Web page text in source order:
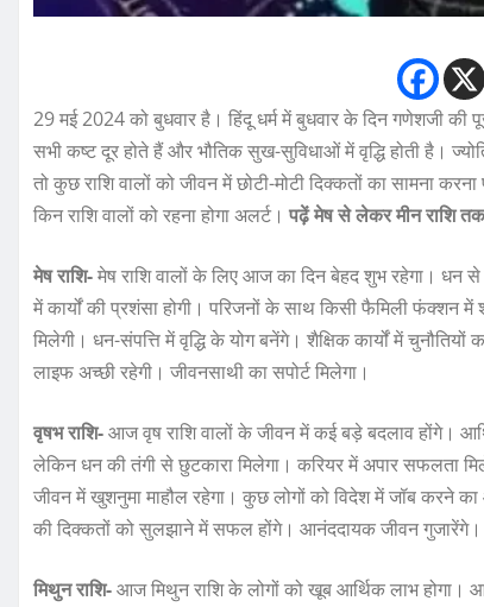
29 मई 2024 को बुधवार है। हिंदू धर्म में बुधवार के दिन गणेशजी की
सभी कष्ट दूर होते हैं और भौतिक सुख-सुविधाओं में वृद्धि होती है।
तो कुछ राशि वालों को जीवन में छोटी-मोटी दिक्कतों का सामना
किन राशि वालों को रहना होगा अलर्ट। पढ़ें मेष से लेकर मीन राशि
मेष राशि-मेष राशि वालों के लिए आज का दिन बेहद शुभ रहेगा। धन
में कार्यों की प्रशंसा होगी। परिजनों के साथ किसी फैमिली फंक्शन में
मिलेगी। धन-संपत्ति में वृद्धि के योग बनेंगे। शैक्षिक कार्यों में
लाइफ अच्छी रहेगी। जीवनसाथी का सपोर्ट मिलेगा।
वृषभ राशि-आज वृष राशि वालों के जीवन में कई बड़े बदलाव होंगे।
लेकिन धन की तंगी से छुटकारा मिलेगा। करियर में अपार सफलता
जीवन में खुशनुमा माहौल रहेगा। कुछ लोगों को विदेश में जॉब करने
की दिक्कतों को सुलझाने में सफल होंगे। आनंददायक जीवन गुजारेंगे।
मिथुन राशि-आज मिथुन राशि के लोगों को खूब आर्थिक लाभ होगा।